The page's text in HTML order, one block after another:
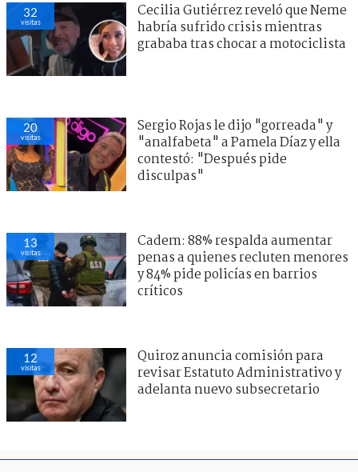
32
visitas
Cecilia Gutiérrez reveló que Neme
habría sufrido crisis mientras
grababa tras chocar a motociclista
20
visitas
Sergio Rojas le dijo "gorreada" y
"analfabeta" a Pamela Díaz y ella
contestó: "Después pide
disculpas"
13
visitas
Cadem: 88% respalda aumentar
penas a quienes recluten menores
y 84% pide policías en barrios
críticos
12
visitas
Quiroz anuncia comisión para
revisar Estatuto Administrativo y
adelanta nuevo subsecretario